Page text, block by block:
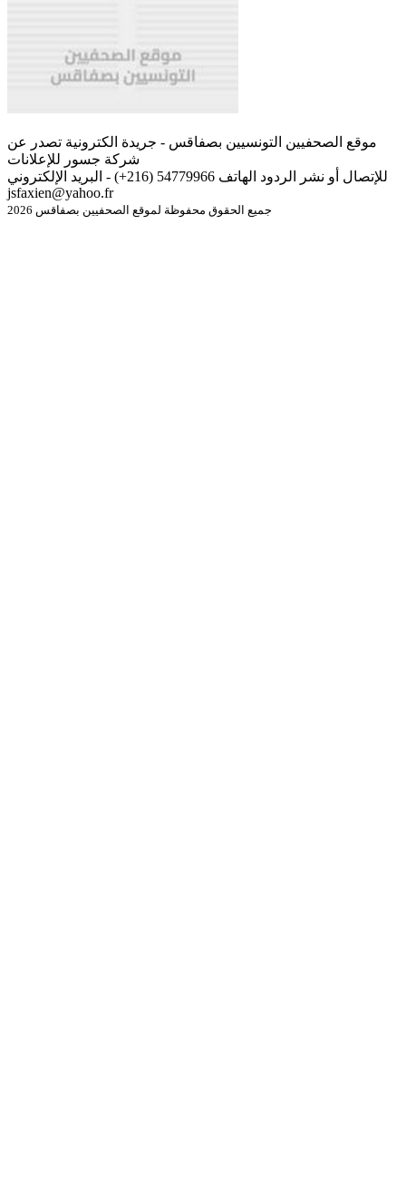
موقع الصحفيين التونسيين بصفاقس - جريدة الكترونية تصدر عن
شركة جسور للإعلانات
للإتصال أو نشر الردود الهاتف 54779966 (216+) - البريد الإلكتروني
jsfaxien@yahoo.fr
جميع الحقوق محفوظة لموقع الصحفيين بصفاقس 2026